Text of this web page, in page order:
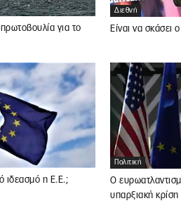
για το
Διεθνή
Είναι να σκάσει
ιδεασμό η Ε.Ε.;
Πολιτική
Ο
υπαρξιακή κρίση